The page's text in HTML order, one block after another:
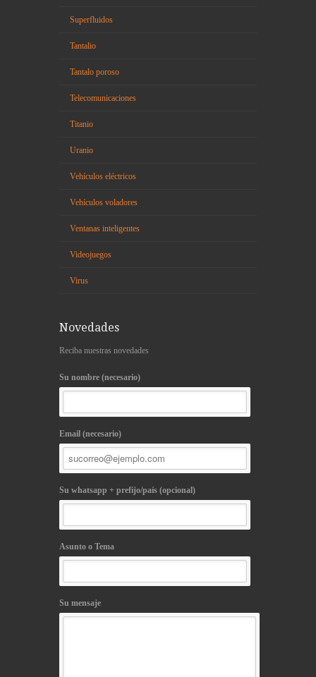
Superfluidos
Tantalio
Tantalo poroso
Telecomunicaciones
Titanio
Uranio
Vehículos eléctricos
Vehículos voladores
Ventanas inteligentes
Videojuegos
Virus
Novedades
Reciba nuestras novedades
Su nombre (necesario)
Email (necesario)
Su whatsapp + prefijo/país (opcional)
Asunto o Tema
Su mensaje